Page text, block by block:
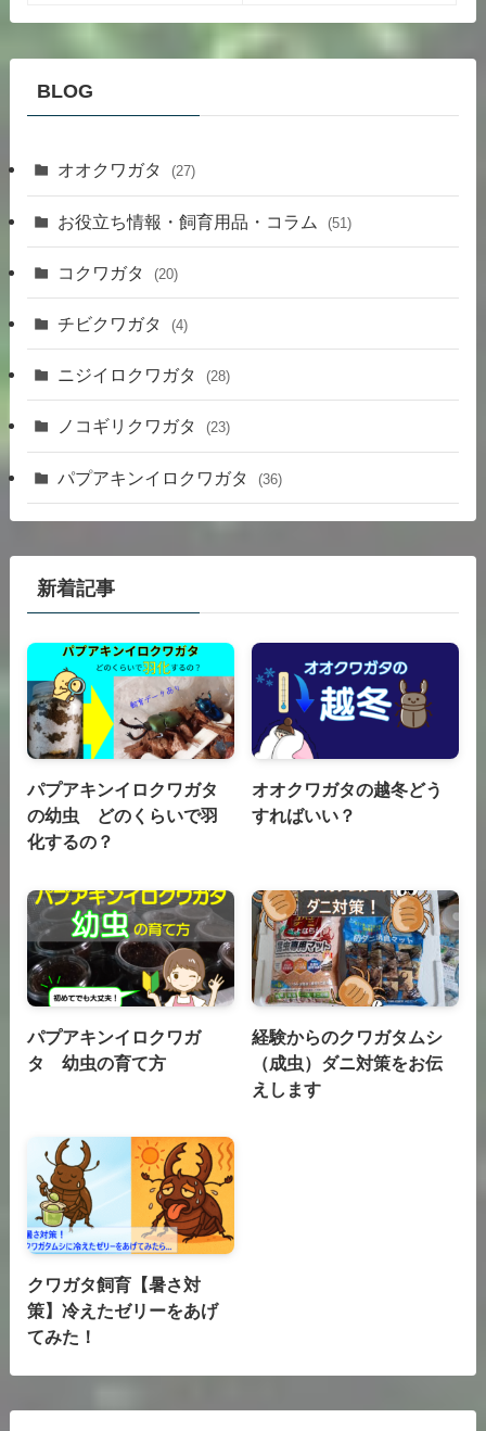
BLOG
オオクワガタ (27)
お役立ち情報・飼育用品・コラム (51)
コクワガタ (20)
チビクワガタ (4)
ニジイロクワガタ (28)
ノコギリクワガタ (23)
パプアキンイロクワガタ (36)
新着記事
パプアキンイロクワガタ
の幼虫 どのくらいで羽
化するの？
オオクワガタの越冬どう
すればいい？
パプアキンイロクワガ
タ 幼虫の育て方
経験からのクワガタムシ
（成虫）ダニ対策をお伝
えします
クワガタ飼育【暑さ対
策】冷えたゼリーをあげ
てみた！